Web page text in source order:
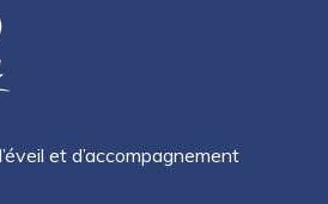
et d’accompagnement